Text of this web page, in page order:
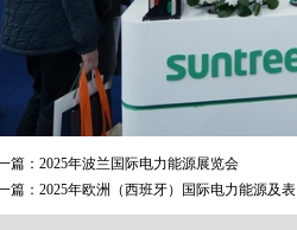
篇： 2025年波兰国际电力能源展览会
篇： 2025年欧洲（西班牙）国际电力能源及表